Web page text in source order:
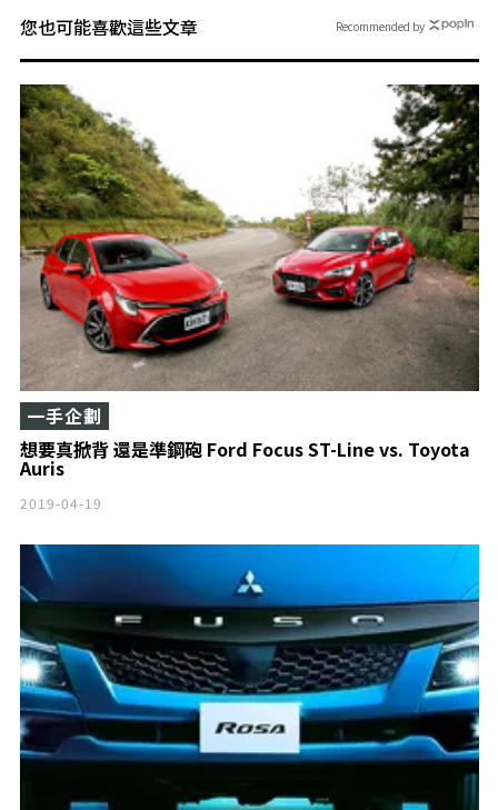
您也可能喜歡這些文章
想要真掀背 還是準鋼砲 Ford Focus ST-Line vs. Toyota
Auris
一手企劃
2019-04-19
Recommended by